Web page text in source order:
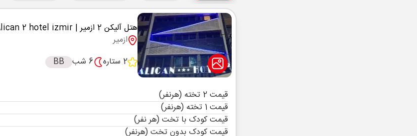
هتل آلیکن 2 ازمیر
| Alican 2 hotel izmir
ازمیر
2 ستاره
6 شب BB
قیمت 2 تخته (هرنفر)
قیمت 1 تخته (هرنفر)
قیمت کودک با تخت (هر نفر)
قیمت کودک بدون تخت (هرنفر)